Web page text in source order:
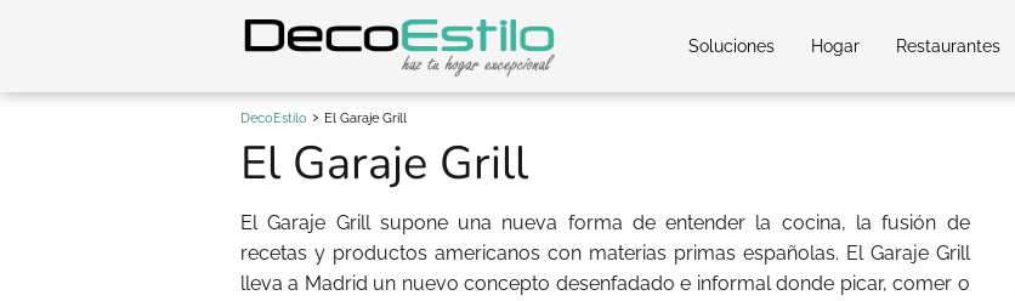
Soluciones Hogar Restaurantes
DecoEstilo El Garaje Grill
El Garaje Grill
El Garaje Grill supone una nueva forma de entender la cocina, la fusión de
recetas y productos americanos con materias primas españolas. El Garaje Grill
lleva a Madrid un nuevo concepto desenfadado e informal donde picar, comer o